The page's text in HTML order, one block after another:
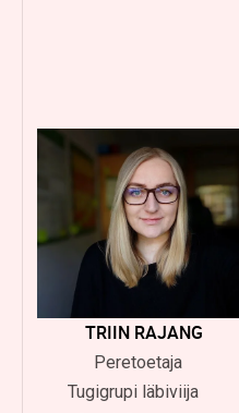
TRIIN RAJANG
Peretoetaja
Tugigrupi läbiviija